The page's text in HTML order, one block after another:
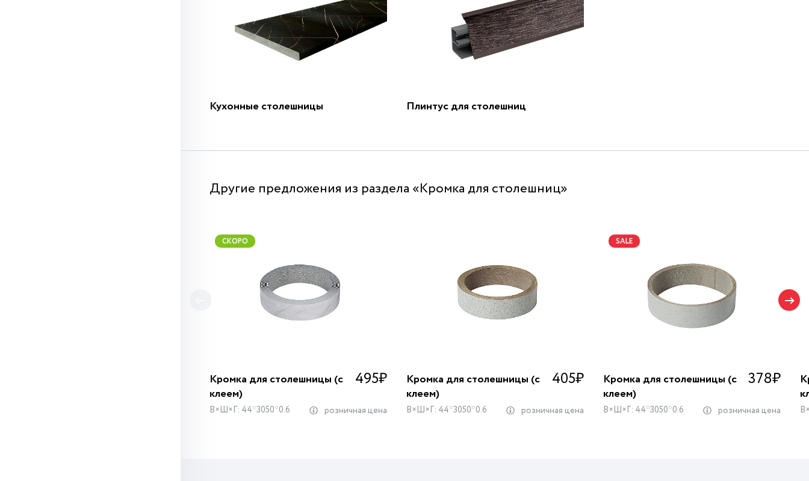
Кухонные столешницы Плинтус для столешниц
Другие предложения из раздела «Кромка для столешниц»
Кромка для столешницы (с
клеем)
495₽
В×Ш×Г: 44*3050*0.6 розничная цена
СКОРО
Кромка для столешницы (с
клеем)
405₽
В×Ш×Г: 44*3050*0.6 розничная цена
Кромка для столешницы (с
клеем)
378₽
В×Ш×Г: 44*3050*0.6 розничная цена
SALE